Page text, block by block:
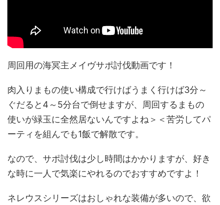
周回用の海冥主メイヴサポ討伐動画です！
肉入りまもの使い構成で行けばうまく行けば3分～
ぐだると4～5分台で倒せますが、周回するまもの
使いが緑玉に全然居ないんですよね＞＜苦労してパ
ーティを組んでも1飯で解散です。
なので、サポ討伐は少し時間はかかりますが、好き
な時に一人で気楽にやれるのでおすすめですよ！
ネレウスシリーズはおしゃれな装備が多いので、欲